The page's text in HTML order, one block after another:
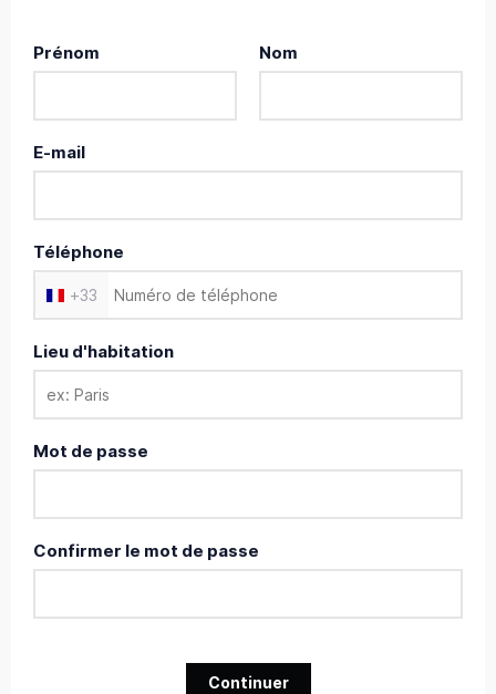
Prénom Nom
E-mail
Téléphone
+33
Lieu d'habitation
Mot de passe
Confirmer le mot de passe
Continuer